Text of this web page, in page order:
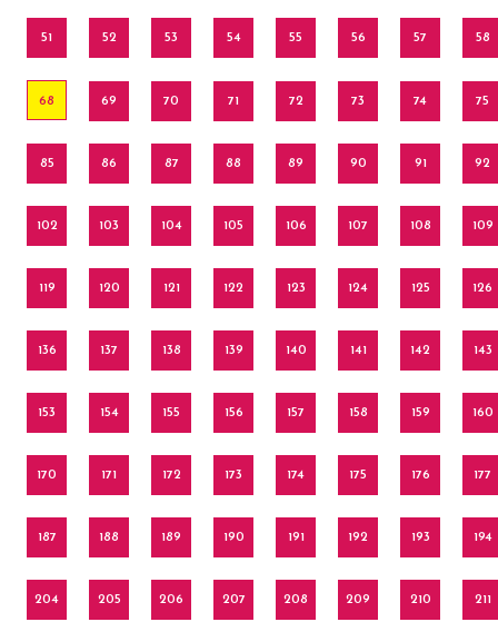
51 52 53 54 55 56 57 58
68 69 70 71 72 73 74 75
85 86 87 88 89 90 91 92
102 103 104 105 106 107 108 109
119 120 121 122 123 124 125 126
136 137 138 139 140 141 142 143
153 154 155 156 157 158 159 160
170 171 172 173 174 175 176 177
187 188 189 190 191 192 193 194
204 205 206 207 208 209 210 211